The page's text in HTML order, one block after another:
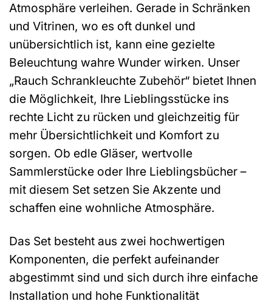
Atmosphäre verleihen. Gerade in Schränken
und Vitrinen, wo es oft dunkel und
unübersichtlich ist, kann eine gezielte
Beleuchtung wahre Wunder wirken. Unser
„Rauch Schrankleuchte Zubehör“ bietet Ihnen
die Möglichkeit, Ihre Lieblingsstücke ins
rechte Licht zu rücken und gleichzeitig für
mehr Übersichtlichkeit und Komfort zu
sorgen. Ob edle Gläser, wertvolle
Sammlerstücke oder Ihre Lieblingsbücher –
mit diesem Set setzen Sie Akzente und
schaffen eine wohnliche Atmosphäre.
Das Set besteht aus zwei hochwertigen
Komponenten, die perfekt aufeinander
abgestimmt sind und sich durch ihre einfache
Installation und hohe Funktionalität